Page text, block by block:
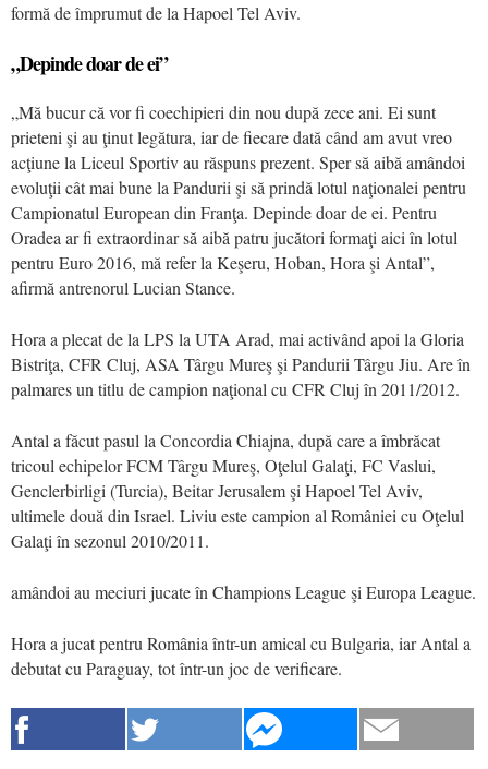
formă de împrumut de la Hapoel Tel Aviv.
„Depinde doar de ei”
„Mă bucur că vor fi coechipieri din nou după zece ani. Ei sunt
prieteni şi au ţinut legătura, iar de fiecare dată când am avut vreo
acţiune la Liceul Sportiv au răspuns prezent. Sper să aibă amândoi
evoluţii cât mai bune la Pandurii şi să prindă lotul naţionalei pentru
Campionatul European din Franţa. Depinde doar de ei. Pentru
Oradea ar fi extraordinar să aibă patru jucători formaţi aici în lotul
pentru Euro 2016, mă refer la Keşeru, Hoban, Hora şi Antal”,
afirmă antrenorul Lucian Stance.
Hora a plecat de la LPS la UTA Arad, mai activând apoi la Gloria
Bistriţa, CFR Cluj, ASA Târgu Mureş şi Pandurii Târgu Jiu. Are în
palmares un titlu de campion naţional cu CFR Cluj în 2011/2012.
Antal a făcut pasul la Concordia Chiajna, după care a îmbrăcat
tricoul echipelor FCM Târgu Mureş, Oţelul Galaţi, FC Vaslui,
Genclerbirligi (Turcia), Beitar Jerusalem şi Hapoel Tel Aviv,
ultimele două din Israel. Liviu este campion al României cu Oţelul
Galaţi în sezonul 2010/2011.
amândoi au meciuri jucate în Champions League şi Europa League.
Hora a jucat pentru România într-un amical cu Bulgaria, iar Antal a
debutat cu Paraguay, tot într-un joc de verificare.